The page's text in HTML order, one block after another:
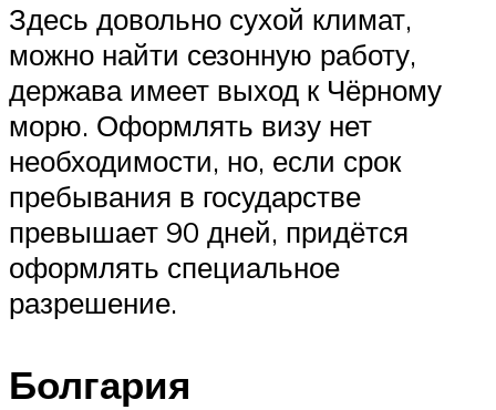
Здесь довольно сухой климат,
можно найти сезонную работу,
держава имеет выход к Чёрному
морю. Оформлять визу нет
необходимости, но, если срок
пребывания в государстве
превышает 90 дней, придётся
оформлять специальное
разрешение.
Болгария